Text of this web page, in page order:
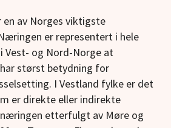
av Norges viktigste
er representert i hele
Vest- og Nord-Norge at
størst betydning for
I Vestland fylke er det
er direkte eller indirekte
etterfulgt av Møre og